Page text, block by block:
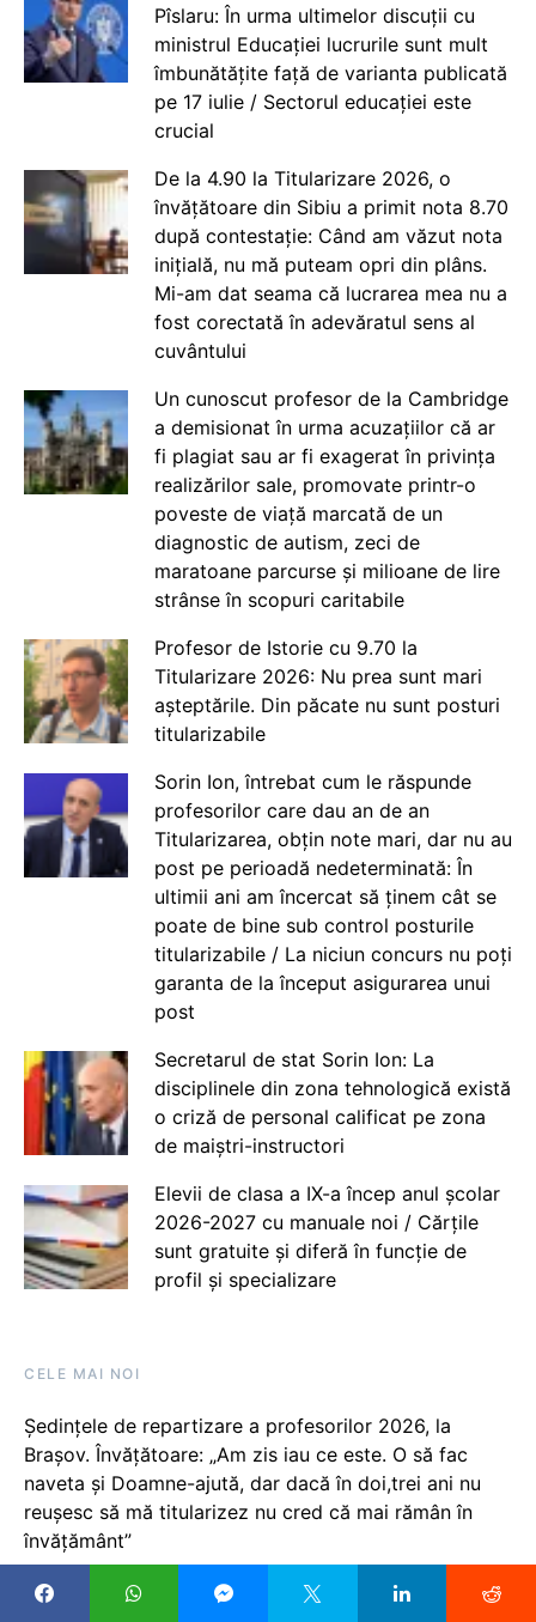
Pîslaru: În urma ultimelor discuții cu
ministrul Educației lucrurile sunt mult
îmbunătățite față de varianta publicată
pe 17 iulie / Sectorul educației este
crucial
De la 4.90 la Titularizare 2026, o
învățătoare din Sibiu a primit nota 8.70
după contestație: Când am văzut nota
inițială, nu mă puteam opri din plâns.
Mi-am dat seama că lucrarea mea nu a
fost corectată în adevăratul sens al
cuvântului
Un cunoscut profesor de la Cambridge
a demisionat în urma acuzațiilor că ar
fi plagiat sau ar fi exagerat în privința
realizărilor sale, promovate printr-o
poveste de viață marcată de un
diagnostic de autism, zeci de
maratoane parcurse și milioane de lire
strânse în scopuri caritabile
Profesor de Istorie cu 9.70 la
Titularizare 2026: Nu prea sunt mari
așteptările. Din păcate nu sunt posturi
titularizabile
Sorin Ion, întrebat cum le răspunde
profesorilor care dau an de an
Titularizarea, obțin note mari, dar nu au
post pe perioadă nedeterminată: În
ultimii ani am încercat să ținem cât se
poate de bine sub control posturile
titularizabile / La niciun concurs nu poți
garanta de la început asigurarea unui
post
Secretarul de stat Sorin Ion: La
disciplinele din zona tehnologică există
o criză de personal calificat pe zona
de maiștri-instructori
Elevii de clasa a IX-a încep anul școlar
2026-2027 cu manuale noi / Cărțile
sunt gratuite și diferă în funcție de
profil și specializare
CELE MAI NOI
Ședințele de repartizare a profesorilor 2026, la
Brașov. Învățătoare: „Am zis iau ce este. O să fac
naveta și Doamne-ajută, dar dacă în doi,trei ani nu
reușesc să mă titularizez nu cred că mai rămân în
învățământ”
Săptămâna viitoare vom aproba memorandumul